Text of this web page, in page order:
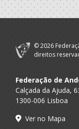
A.A. Viseu
AD -
© 2026
direitos
Federação de
Calçada da Ajuda,
1300-006 Lisboa
Ver no Mapa